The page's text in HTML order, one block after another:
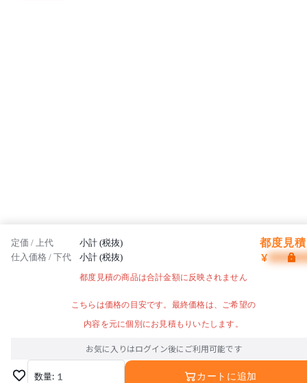
定価 / 上代 小計 (税抜) 都度見
仕入価格 / 下代 小計 (税抜) ¥
都度見積の商品は合計金額に反映されません
こちらは価格の目安です。最終価格は、ご希望の
内容を元に個別にお見積もりいたします。
お気に入りはログイン後にご利用可能です
数量: 1 カートに追加